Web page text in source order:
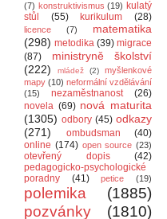
(7) konstruktivismus (19) kulatý
stůl
(55) kurikulum (28)
licence (7)
matematika
(298) metodika (39) migrace
(87)
ministryně školství
(222)
mládež (2)
myšlenkové
mapy (10) neformální vzdělávání
(15)
nezaměstnanost
(26)
novela (69) nová maturita
(1305) odbory (45) odkazy
(271)
ombudsman
(40)
online (174) open source (23)
otevřený dopis
(42)
pedagogicko-psychologické
poradny
(41) petice (19)
polemika
(1885)
pozvánky
(1810)